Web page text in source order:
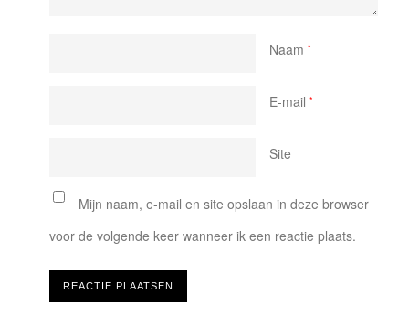
Naam *
E-mail *
Site
Mijn naam, e-mail en site opslaan in deze browser
voor de volgende keer wanneer ik een reactie plaats.